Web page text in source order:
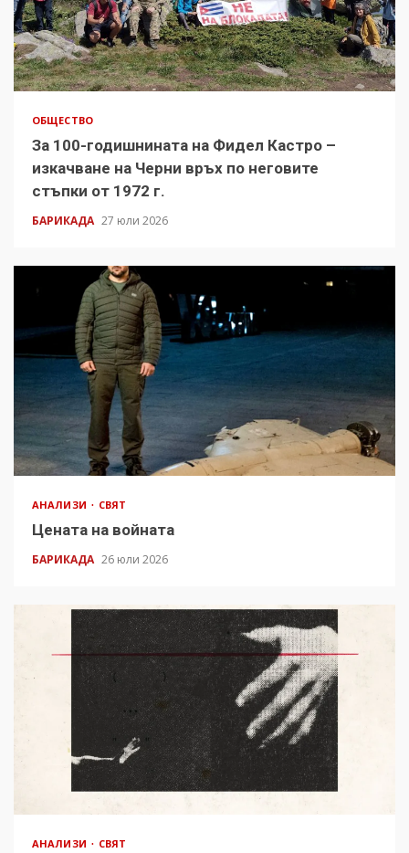
ОБЩЕСТВО
За 100-годишнината на Фидел Кастро –
изкачване на Черни връх по неговите
стъпки от 1972 г.
БАРИКАДА 27 юли 2026
АНАЛИЗИ СВЯТ
Цената на войната
БАРИКАДА 26 юли 2026
АНАЛИЗИ СВЯТ